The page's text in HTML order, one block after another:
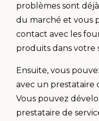
problèmes sont
du marché et vous
contact avec les
produits dans votre
Ensuite, vous
avec un prestataire
Vous pouvez
prestataire de